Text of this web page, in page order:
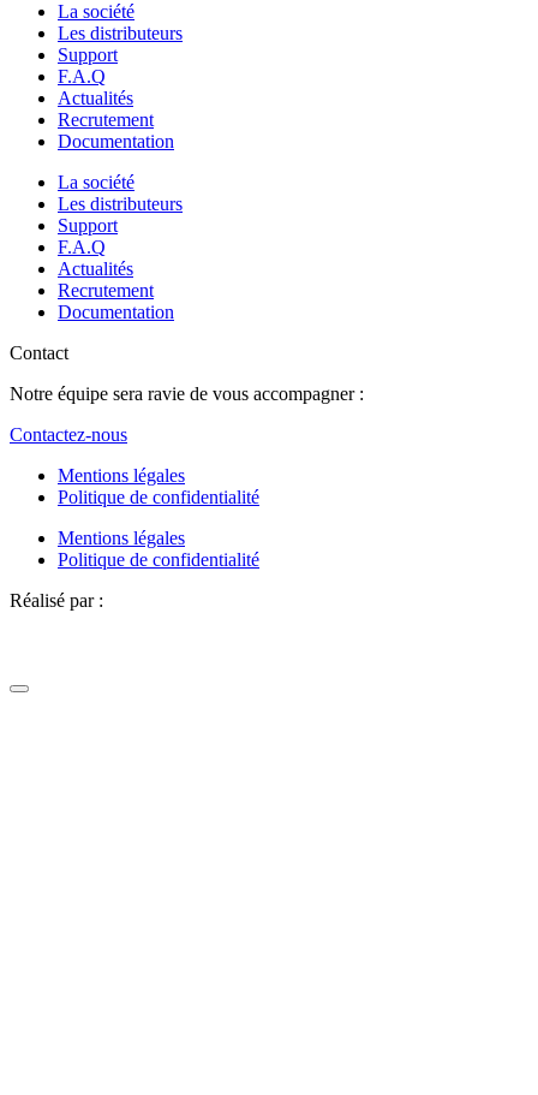
La société
Les distributeurs
Support
F.A.Q
Actualités
Recrutement
Documentation
La société
Les distributeurs
Support
F.A.Q
Actualités
Recrutement
Documentation
Contact
Notre équipe sera ravie de vous accompagner :
Contactez-nous
Mentions légales
Politique de confidentialité
Mentions légales
Politique de confidentialité
Réalisé par :